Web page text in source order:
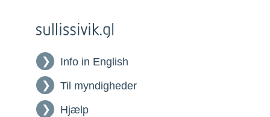
Info in English
Til myndigheder
Hjælp